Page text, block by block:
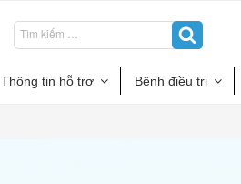
Thông tin hỗ trợ Bệnh điều trị